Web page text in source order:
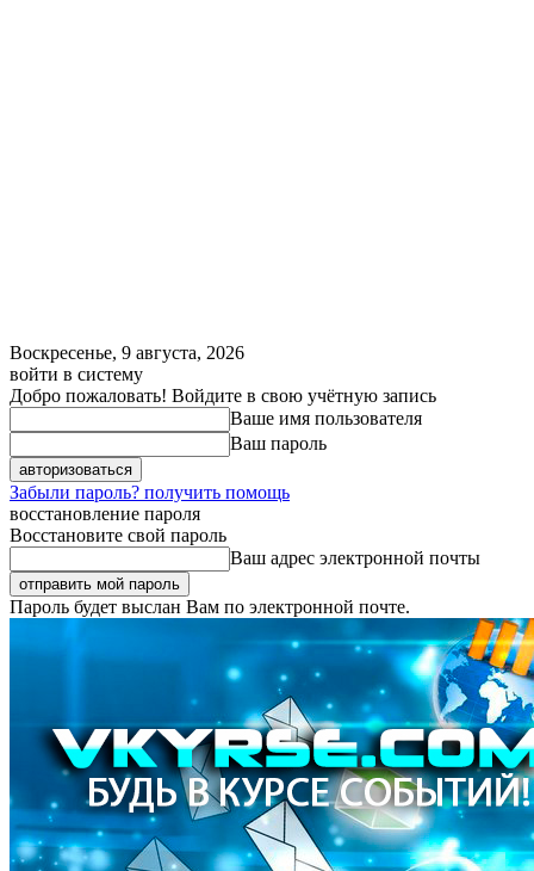
Воскресенье, 9 августа, 2026
войти в систему
Добро пожаловать! Войдите в свою учётную запись
Ваше имя пользователя
Ваш пароль
Забыли пароль? получить помощь
восстановление пароля
Восстановите свой пароль
Ваш адрес электронной почты
Пароль будет выслан Вам по электронной почте.